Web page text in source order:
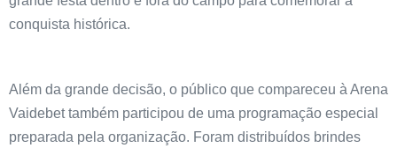
conquista histórica.
Além da grande decisão, o público que compareceu à Arena
Vaidebet também participou de uma programação especial
preparada pela organização. Foram distribuídos brindes